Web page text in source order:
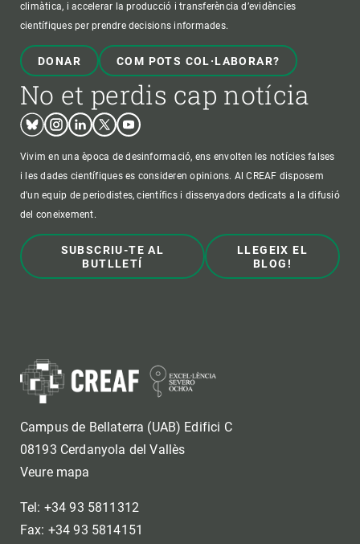
climàtica, i accelerar la producció i transferència d’evidències
científiques per prendre decisions informades.
DONAR COM POTS COL·LABORAR?
No et perdis cap notícia
BlueskyInstagram
LinkedinTwitterYoutube
Vivim en una època de desinformació, ens envolten les notícies falses
i les dades científiques es consideren opinions. Al CREAF disposem
d'un equip de periodistes, científics i dissenyadors dedicats a la difusió
del coneixement.
SUBSCRIU-TE AL
BUTLLETÍ
LLEGEIX EL
BLOG!
Campus de Bellaterra (UAB) Edifici C
08193 Cerdanyola del Vallès
Veure mapa
Tel: +34 93 5811312
Fax: +34 93 5814151